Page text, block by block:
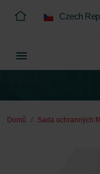
Czech
Domů Sada ochranných